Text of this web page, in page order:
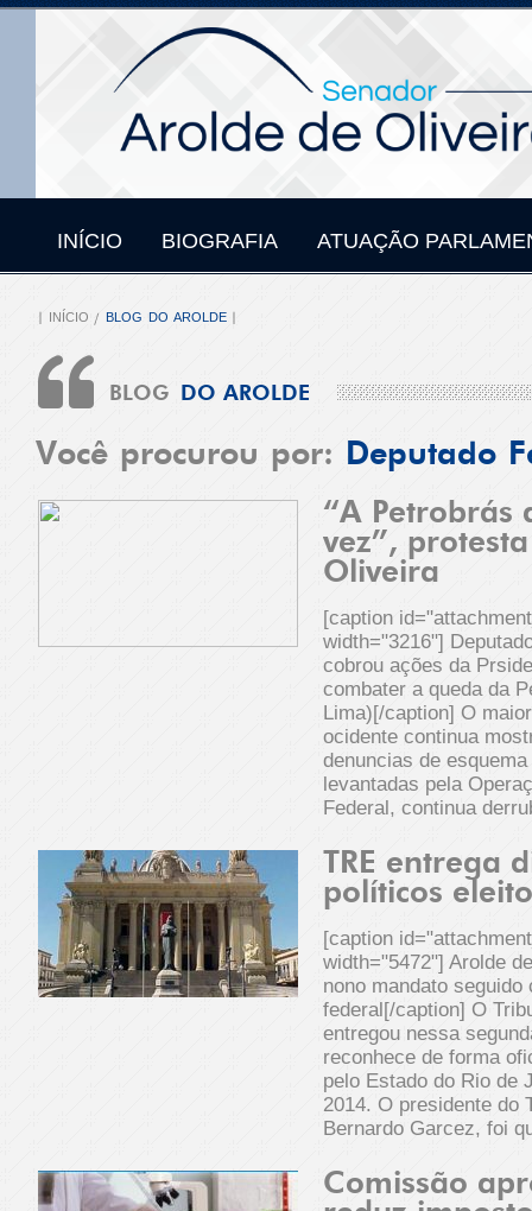
INÍCIO BIOGRAFIA ATUAÇÃO
INÍCIO BLOG DO AROLDE
BLOG DO AROLDE
Você procurou por:
Deputado
“A Petrobrás
vez”,
Oliveira
[caption
width="3216"]
cobrou ações da
combater a queda da
Lima)[/caption] O
ocidente continua
denuncias de
levantadas pela
Federal, continua
TRE entrega
políticos
[caption
width="5472"] Arolde
nono mandato seguido
federal[/caption] O
entregou nessa
reconhece de forma
pelo Estado do Rio de
2014. O presidente do
Bernardo Garcez, foi
Comissão